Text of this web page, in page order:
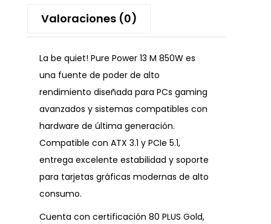
Valoraciones (0)
La be quiet! Pure Power 13 M 850W es
una fuente de poder de alto
rendimiento diseñada para PCs gaming
avanzados y sistemas compatibles con
hardware de última generación.
Compatible con ATX 3.1 y PCIe 5.1,
entrega excelente estabilidad y soporte
para tarjetas gráficas modernas de alto
consumo.
Cuenta con certificación 80 PLUS Gold,